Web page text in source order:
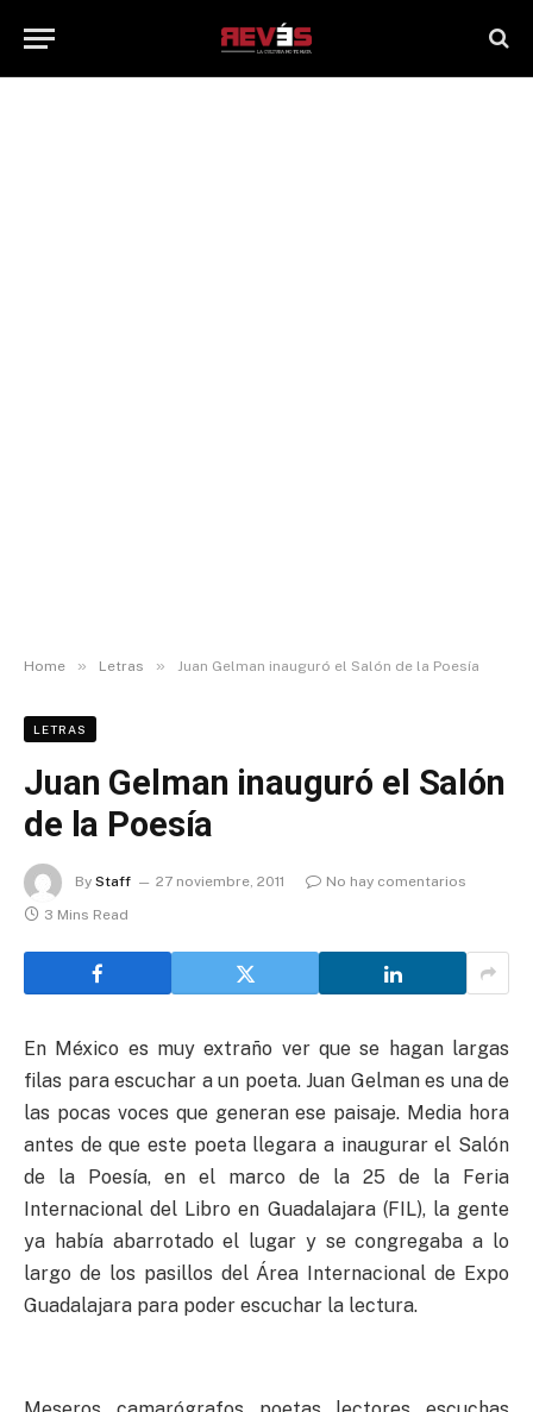
Home » Letras » Juan Gelman inauguró el Salón de la Poesía
LETRAS
Juan Gelman inauguró el Salón
de la Poesía
By Staff 27 noviembre, 2011
No hay comentarios
3 Mins Read
En México es muy extraño ver que se hagan largas
filas para escuchar a un poeta. Juan Gelman es una de
las pocas voces que generan ese paisaje. Media hora
antes de que este poeta llegara a inaugurar el Salón
de la Poesía, en el marco de la 25 de la Feria
Internacional del Libro en Guadalajara (FIL), la gente
ya había abarrotado el lugar y se congregaba a lo
largo de los pasillos del Área Internacional de Expo
Guadalajara para poder escuchar la lectura.